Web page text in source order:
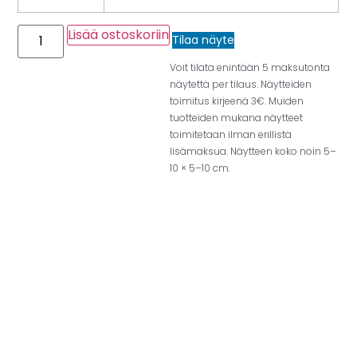
Lisää ostoskoriin Tilaa näyte
Voit tilata enintään 5 maksutonta
näytettä per tilaus. Näytteiden
toimitus kirjeenä 3€. Muiden
tuotteiden mukana näytteet
toimitetaan ilman erillistä
lisämaksua. Näytteen koko noin 5–
10 × 5–10 cm.